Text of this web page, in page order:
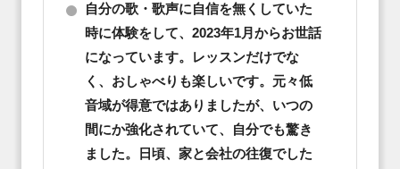
自分の歌・歌声に自信を無くしていた
時に体験をして、2023年1月からお世話
になっています。レッスンだけでな
く、おしゃべりも楽しいです。元々低
音域が得意ではありましたが、いつの
間にか強化されていて、自分でも驚き
ました。日頃、家と会社の往復でした